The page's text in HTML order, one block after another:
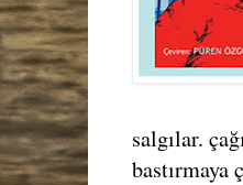
salgılar.
bastırmaya